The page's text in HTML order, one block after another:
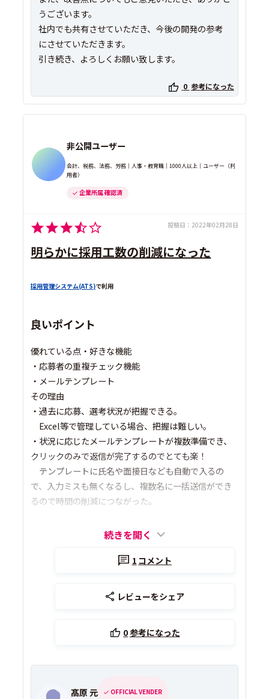
うございます。
社内でも共有させていただき、今後の開発の参考
にさせていただきます。
引き続き、よろしくお願い致します。
0 参考になった
非公開ユーザー
会計、税務、法務、労務｜人事・教育職｜1000人以上｜ユーザー（利
用者）
企業所属 確認済
投稿日： 2022年02月28日
明らかに採用工数の削減になった
採用管理システム(ATS)で利用
良いポイント
優れている点・好きな機能
・応募者の重複チェック機能
・メールテンプレート
その理由
・過去に応募、選考状況が把握できる。
Excel等で管理している場合、把握は難しい。
・状況に応じたメールテンプレートが複数準備でき、
クリックのみで返信が完了するのでとても楽！
テンプレートに氏名や面接日なども自動で入るの
で、入力ミスも無くなるし、複数名に一括送信ができ
るので時間の削減につながった。
続きを開く
1 コメント
レビューをシェア
0参考になった
髙原 元 OFFICIAL VENDER